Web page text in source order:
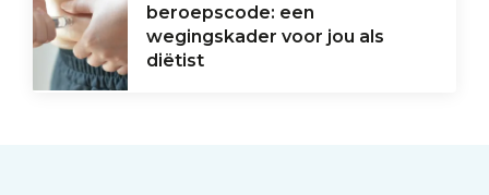
beroepscode: een
wegingskader voor jou als
diëtist